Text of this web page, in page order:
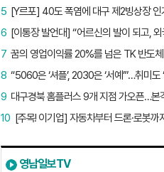
5
6
7
“5060은 ‘셔플’, 2030은 ‘서예’”…취미도
8
9
10
영남일보TV